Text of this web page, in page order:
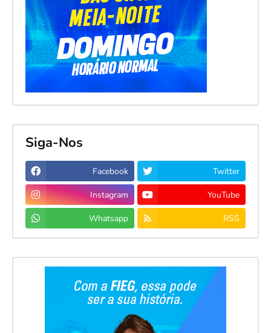
Siga-Nos
Facebook Twitter
Instagram YouTube
Whatsapp RSS